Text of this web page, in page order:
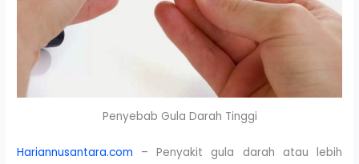
Penyebab Gula Darah Tinggi
Hariannusantara.com – Penyakit gula darah atau lebih